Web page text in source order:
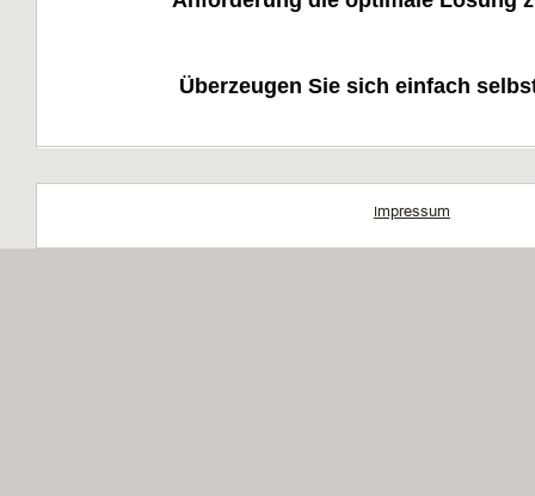
Impressum
Überzeugen Sie sich einfach